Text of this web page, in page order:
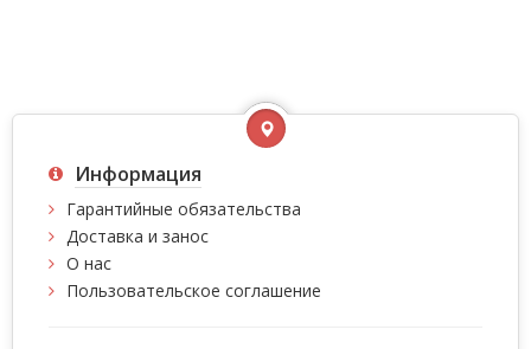
Информация
Гарантийные обязательства
Доставка и занос
О нас
Пользовательское соглашение